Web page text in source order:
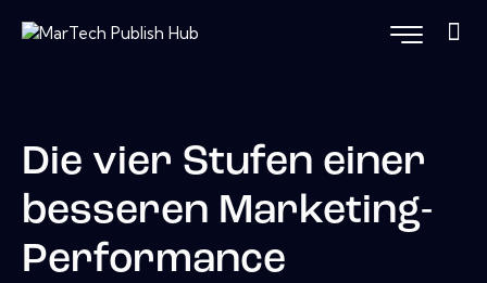
Die vier Stufen einer
besseren Marketing-
Performance